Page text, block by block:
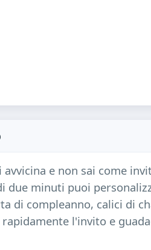
e non sai come
due minuti puoi
di compleanno, calici di
l'invito e